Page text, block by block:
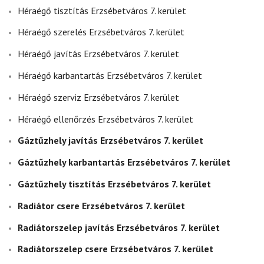
Héraégő tisztítás Erzsébetváros 7. kerület
Héraégő szerelés Erzsébetváros 7. kerület
Héraégő javítás Erzsébetváros 7. kerület
Héraégő karbantartás Erzsébetváros 7. kerület
Héraégő szerviz Erzsébetváros 7. kerület
Héraégő ellenőrzés Erzsébetváros 7. kerület
Gáztűzhely javítás Erzsébetváros 7. kerület
Gáztűzhely karbantartás Erzsébetváros 7. kerület
Gáztűzhely tisztítás Erzsébetváros 7. kerület
Radiátor csere Erzsébetváros 7. kerület
Radiátorszelep javítás Erzsébetváros 7. kerület
Radiátorszelep csere Erzsébetváros 7. kerület